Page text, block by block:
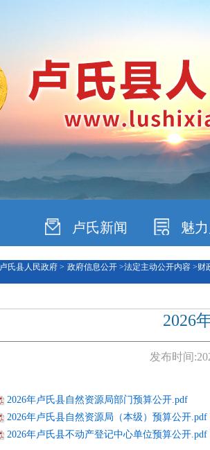
卢氏新闻 魅
氏县人民政府 > 政府信息公开 >法定主动公开内容 >财
2026
发布时间:
2026年卢氏县自然资源局部门预算公开.pdf
2026年卢氏县自然资源局（本级）预算公开.pdf
2026年卢氏县不动产登记中心单位预算公开.pdf